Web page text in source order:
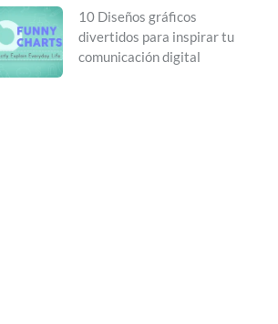
10 Diseños gráficos
divertidos para inspirar tu
comunicación digital